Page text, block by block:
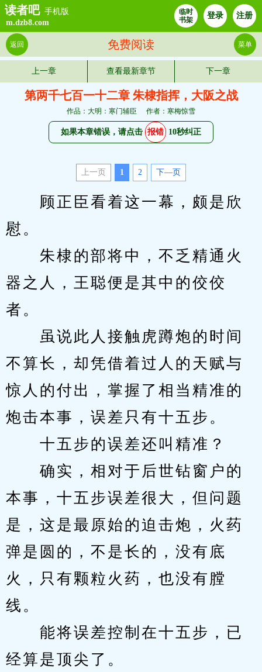
读者吧 手机版
m.dzb8.com
临时
书架
登录 注册
免费阅读
返回 菜单
上一章 查看最新章节 下一章
第两千七百一十二章 朱棣指挥，大阪之战
作品：大明：寒门辅臣 作者：寒梅惊雪
如果本章错误，请点击 报错 10秒纠正
上一页 1 2 下—页
顾正臣看着这一幕，颇是欣
慰。
朱棣的部将中，不乏精通火
器之人，王聪便是其中的佼佼
者。
虽说此人接触虎蹲炮的时间
不算长，却凭借着过人的天赋与
惊人的付出，掌握了相当精准的
炮击本事，误差只有十五步。
十五步的误差还叫精准？
确实，相对于后世钻窗户的
本事，十五步误差很大，但问题
是，这是最原始的迫击炮，火药
弹是圆的，不是长的，没有底
火，只有颗粒火药，也没有膛
线。
能将误差控制在十五步，已
经算是顶尖了。